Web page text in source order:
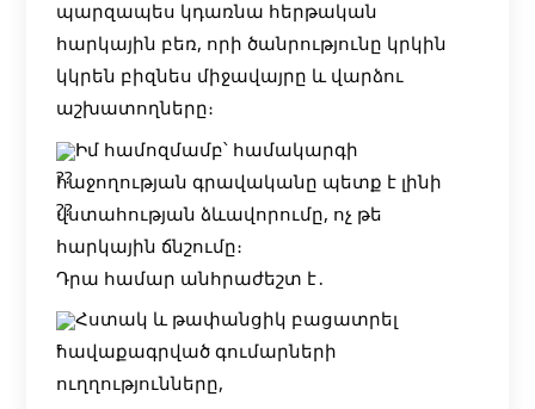
պարզապես կդառնա հերթական
հարկային բեռ, որի ծանրությունը կրկին
կկրեն բիզնես միջավայրը և վարձու
աշխատողները։
Իմ համոզմամբ՝ համակարգի
հաջողության գրավականը պետք է լինի
վստահության ձևավորումը, ոչ թե
հարկային ճնշումը։
Դրա համար անհրաժեշտ է․
Հստակ և թափանցիկ բացատրել
հավաքագրված գումարների
ուղղությունները,